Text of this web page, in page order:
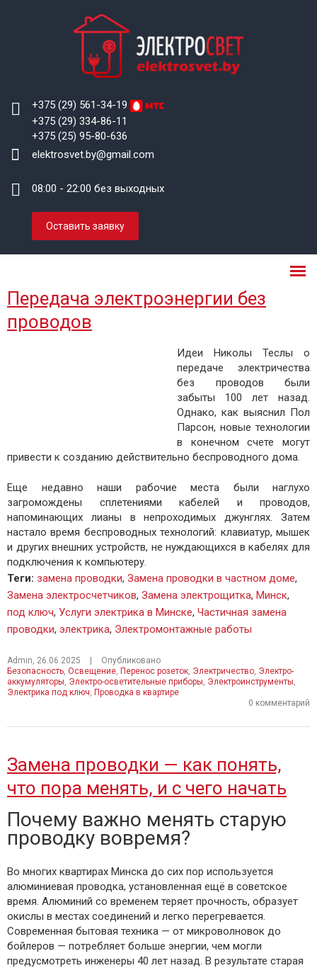
+375 (29) 561-34-19
+375 (29) 334-86-11
+375 (25) 95-80-636
elektrosvet.by@gmail.com
08:00 - 22:00 без выходных
Оставить заявку
Передача электроэнергии без
проводов
Идеи Николы Теслы о
передаче электричества
без проводов были
забыты 100 лет назад.
Однако, как выяснил Пол
Парсон, новые технологии
в конечном счете могут
привести к созданию действительно беспроводного дома.
Еще недавно наши рабочие места были наглухо
загромождены сплетениями кабелей и проводов,
напоминающих лианы в непроходимых джунглях. Затем
настало время беспроводных технологий: клавиатур, мышек
и других внешних устройств, не нуждающихся в кабелях для
подключения к компьютеру.
Теги: замена проводки, Замена проводки в частном доме,
Замена электросчетчиков, Замена электрощитка, Минск,
под ключ, Услуги электрика в Минске, Частичная замена
проводки, электрика, Электромонтажные работы
Admin 26.06.2025 |
Опубликовано
Безопасность Освещение Перенос розеток Электричество Электро-
аккумуляторы Электро-осветительные приборы Электроинструменты
Электрика под ключ Проводка в квартире
0 комментарий
Замена проводки — как понять,
что пора менять, и с чего начать
Почему важно менять старую
проводку вовремя?
Во многих квартирах Минска до сих пор используется
алюминиевая проводка, установленная ещё в советское
время. Алюминий со временем теряет прочность, образует
окислы в местах соединений и легко перегревается.
Современная бытовая техника — от микроволновок до
бойлеров — потребляет больше энергии, чем могли
предусмотреть инженеры 40 лет назад. В результате старая